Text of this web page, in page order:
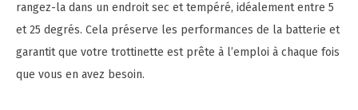
rangez-la dans un endroit sec et tempéré, idéalement entre 5
et 25 degrés. Cela préserve les performances de la batterie et
garantit que votre trottinette est prête à l’emploi à chaque fois
que vous en avez besoin.